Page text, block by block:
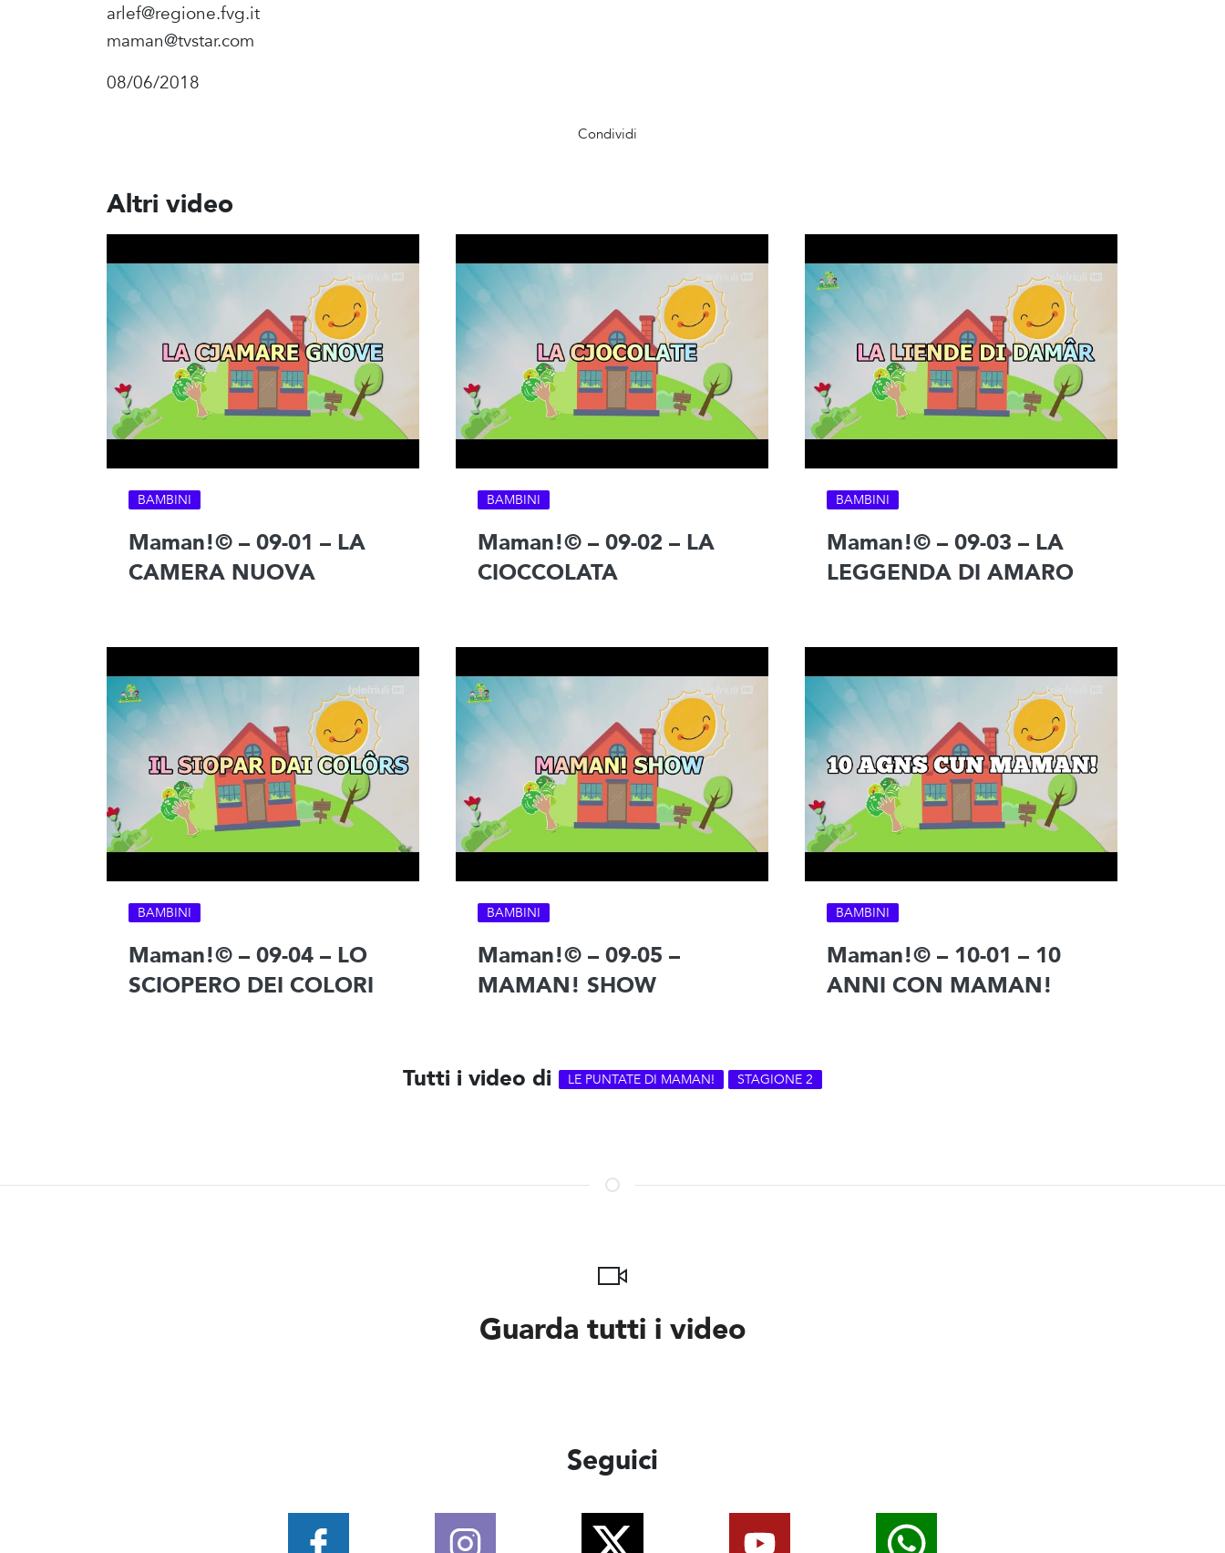
arlef@regione.fvg.it
maman@tvstar.com
08/06/2018
Condividi
Altri video
BAMBINI
Maman!© – 09-01 – LA
CAMERA NUOVA
BAMBINI
Maman!© – 09-02 – LA
CIOCCOLATA
BAMBINI
Maman!© – 09-03 – LA
LEGGENDA DI AMARO
BAMBINI
Maman!© – 09-04 – LO
SCIOPERO DEI COLORI
BAMBINI
Maman!© – 09-05 –
MAMAN! SHOW
BAMBINI
Maman!© – 10-01 – 10
ANNI CON MAMAN!
Tutti i video di LE PUNTATE DI MAMAN! STAGIONE 2
Guarda tutti i video
Seguici